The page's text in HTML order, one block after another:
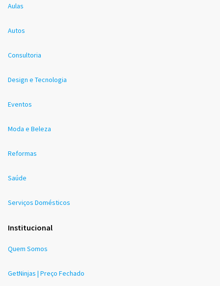
Aulas
Autos
Consultoria
Design e Tecnologia
Eventos
Moda e Beleza
Reformas
Saúde
Serviços Domésticos
Institucional
Quem Somos
GetNinjas | Preço Fechado